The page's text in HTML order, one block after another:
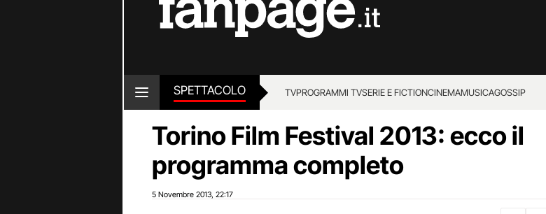
SPETTACOLO TVPROGRAMMI TVSERIE E FICTIONCINEMAMUSICAGOSSIP
Torino Film Festival 2013: ecco il
programma completo
5 Novembre 2013 22:17